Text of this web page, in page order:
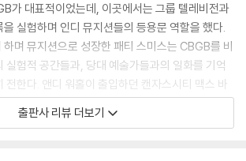
스 조플린이 밴드 멤버들에게 웃기는 이야기를 떠
머에는 그레이스 슬릭과 제퍼슨 에어플레인의 다른
더 피시 멤버들과 한자리에 앉아 있었다. 입구 근
헨드릭스가 어떤 금발 미녀와 있었는데, 모자를 쓴
를 먹고 있었다. 엘 키호테 바는 어딜 봐도 그린 소
파에야, 상그리아와 데킬라 병을 앞에 두고 앉은 뮤
그날 밤 방으로 올라오면서 그 뮤지션들과 말로는
가 대표적이었는데, 이곳에서는 그룹 텔레비전과
실험하며 인디 뮤지션들의 등용문 역할을 했다.
며 뮤지션으로 성장한 패티 스미스는 CBGB를 비
실험적 공간들과, 당대 예술가들과의 일화를 기억
전한다. 앤디 워홀이 출입하던 캔자스시티 맥스 바
과 예술가 들의 집합소로, 에디 세지윅을 비롯한
만날 수 있었다. 또한 당시만 해도 잘 알려지지 않았
출판사 리뷰 더보기